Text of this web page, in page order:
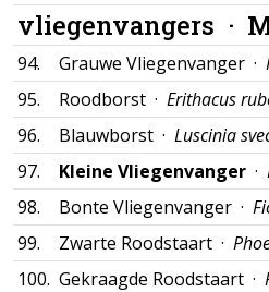
vliegenvangers ·
94. Grauwe Vliegenvanger ·
95.
Roodborst · Erithacus
96.
Blauwborst · Luscinia
97.
Kleine Vliegenvanger ·
98.
Bonte Vliegenvanger ·
99.
Zwarte Roodstaart ·
100. Gekraagde Roodstaart ·